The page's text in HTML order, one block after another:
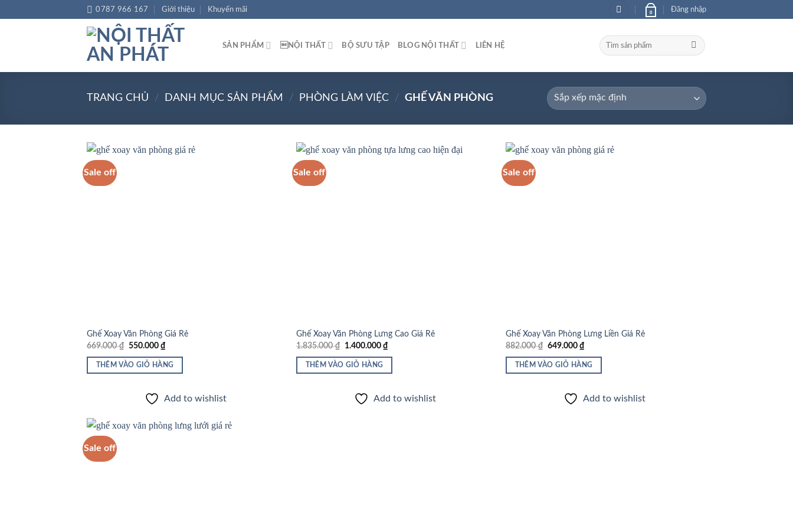
đến
0787 966 167 Giới thiệu Khuyến mãi 0 Đăng nhập
SẢN PHẨM NỘI THẤT BỘ SƯU TẬP BLOG NỘI THẤT LIÊN HỆ
Tìm
kiếm:
TRANG CHỦ / DANH MỤC SẢN PHẨM / PHÒNG LÀM VIỆC / GHẾ VĂN PHÒNG
Sale off
Ghế Xoay Văn Phòng Giá Rẻ
669.000₫
Giá
là:
669.000 ₫.
550.000₫
tại
là:
THÊM VÀO GIỎ HÀNG
Add to wishlist
Sale off
Ghế Xoay Văn Phòng Lưng Cao Giá Rẻ
1.835.000₫
Giá
là:
1.835.000 ₫.
1.400.000₫
THÊM VÀO GIỎ HÀNG
Add to wishlist
Sale off
Ghế Xoay Văn Phòng Lưng Liền Giá Rẻ
882.000₫ Giá
là:
882.000 ₫.
649.000₫
tại
là:
THÊM VÀO GIỎ HÀNG
Add to wishlist
Sale off